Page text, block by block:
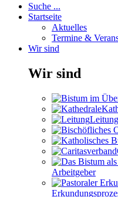
Suche ...
Startseite
Aktuelles
Termine &
Wir sind
Wir sind
Leitung
Arbeitgeber